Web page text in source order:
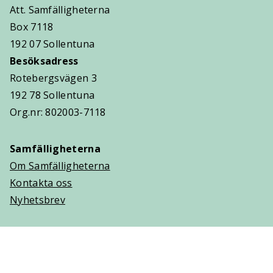
Att. Samfälligheterna
Box 7118
192 07 Sollentuna
Besöksadress
Rotebergsvägen 3
192 78 Sollentuna
Org.nr: 802003-7118
Samfälligheterna
Om Samfälligheterna
Kontakta oss
Nyhetsbrev